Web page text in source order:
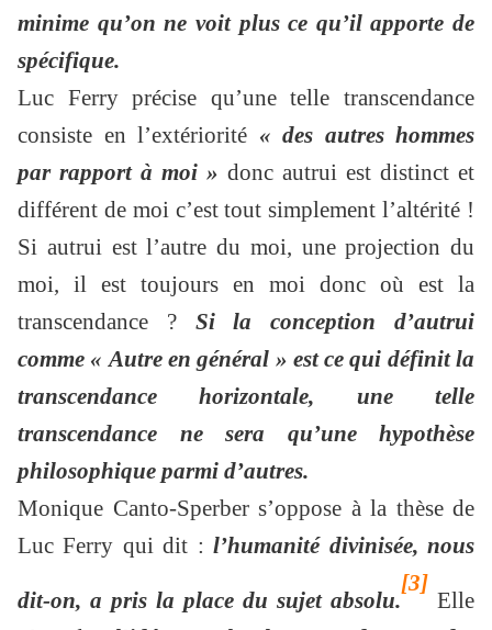
minime qu’on ne voit plus ce qu’il apporte de
spécifique.
Luc Ferry précise qu’une telle transcendance
consiste en l’extériorité « des autres hommes
par rapport à moi » donc autrui est distinct et
différent de moi c’est tout simplement l’altérité !
Si autrui est l’autre du moi, une projection du
moi, il est toujours en moi donc où est la
transcendance ? Si la conception d’autrui
comme « Autre en général » est ce qui définit la
transcendance horizontale, une telle
transcendance ne sera qu’une hypothèse
philosophique parmi d’autres.
Monique Canto-Sperber s’oppose à la thèse de
Luc Ferry qui dit :l’humanité divinisée, nous
dit-on, a pris la place du sujet absolu.
[3]
Elle